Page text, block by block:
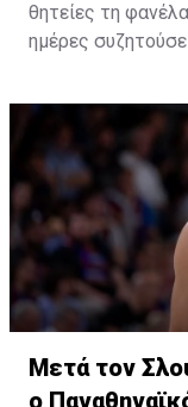
θητείες τη
ημέρες
πιθανότατα την
τον έκανε legend
Πρίντεζη και
Ωστόσο, τα
ανατροπή, με τον
μην υπογράφει
δίνει τα χέρια
τρία χρόνια,
για
Έλληνας παίκτης
Η εξέλιξη αυτή
Ολυμπιακού και
Μετά τον